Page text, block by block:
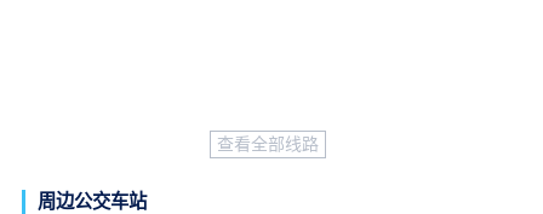
查看全部线路
周边公交车站